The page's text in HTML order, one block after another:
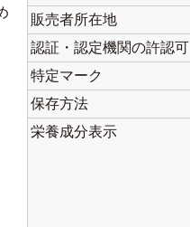
販売者所在地
認証・認定機関の許認可
特定マーク
保存方法
栄養成分表示